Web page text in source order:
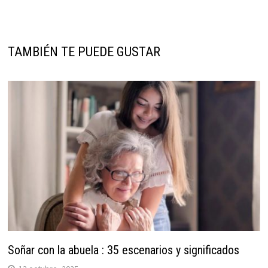
TAMBIÉN TE PUEDE GUSTAR
Soñar con la abuela : 35 escenarios y significados